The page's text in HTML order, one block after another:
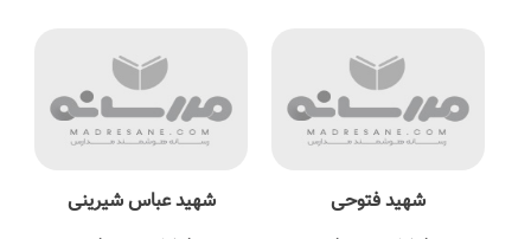
شهید فتوحی شهید عباس شیرینی